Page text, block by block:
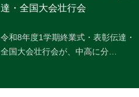
達・全国大会壮行会
令和8年度1学期終業式・表彰伝達・
全国大会壮行会が、中高に分…